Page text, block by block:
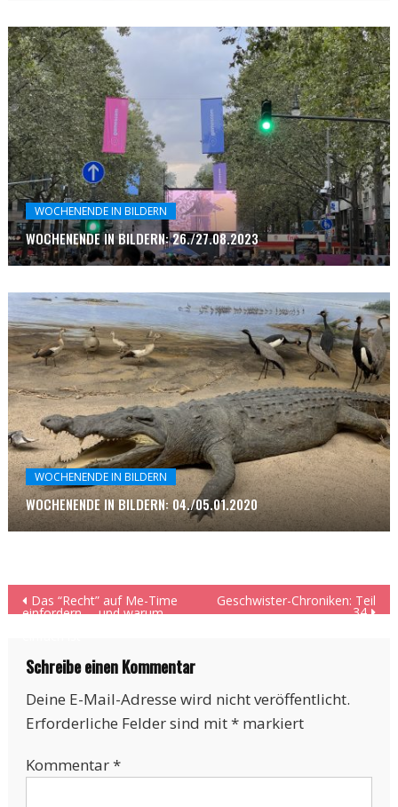
WOCHENENDE IN BILDERN
WOCHENENDE IN BILDERN: 26./27.08.2023
WOCHENENDE IN BILDERN
WOCHENENDE IN BILDERN: 04./05.01.2020
Beitragsnavigation
Das “Recht” auf Me-Time
einfordern … und warum
Geschwister-Chroniken: Teil
34
Schreibe einen Kommentar
Deine E-Mail-Adresse wird nicht veröffentlicht.
Erforderliche Felder sind mit*markiert
Kommentar*